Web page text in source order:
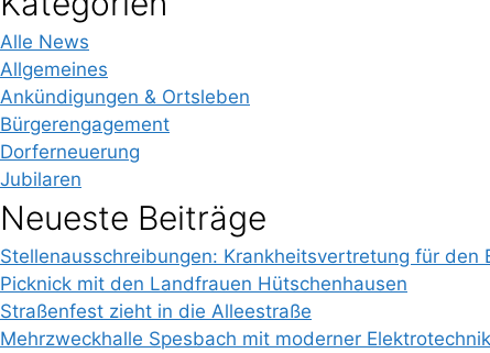
Alle News
Allgemeines
Ankündigungen & Ortsleben
Bürgerengagement
Dorferneuerung
Jubilaren
Neueste Beiträge
Stellenausschreibungen: Krankheitsvertretung für den
Picknick mit den Landfrauen Hütschenhausen
Straßenfest zieht in die Alleestraße
Mehrzweckhalle Spesbach mit moderner